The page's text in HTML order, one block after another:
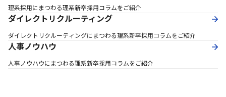
理系採用にまつわる理系新卒採用コラムをご紹介
ダイレクトリクルーティング
ダイレクトリクルーティングにまつわる理系新卒採用コラムをご紹介
人事ノウハウ
人事ノウハウにまつわる理系新卒採用コラムをご紹介